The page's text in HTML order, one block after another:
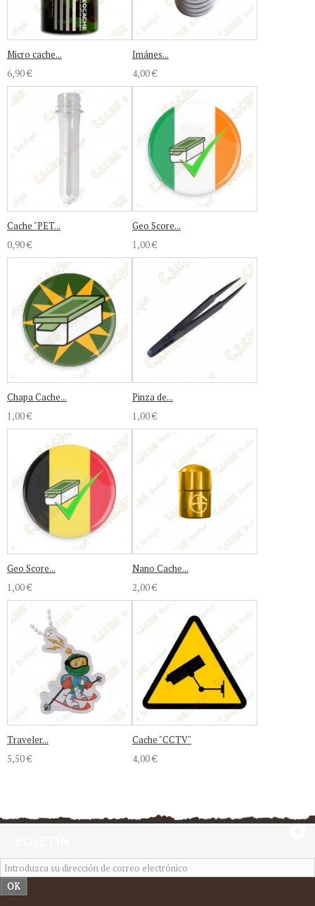
Micro cache...
6,90 €
Imánes...
4,00 €
Cache "PET...
0,90 €
Geo Score...
1,00 €
Chapa Cache...
1,00 €
Pinza de...
1,00 €
Geo Score...
1,00 €
Nano Cache...
2,00 €
Traveler...
5,50 €
Cache "CCTV"
4,00 €
OK